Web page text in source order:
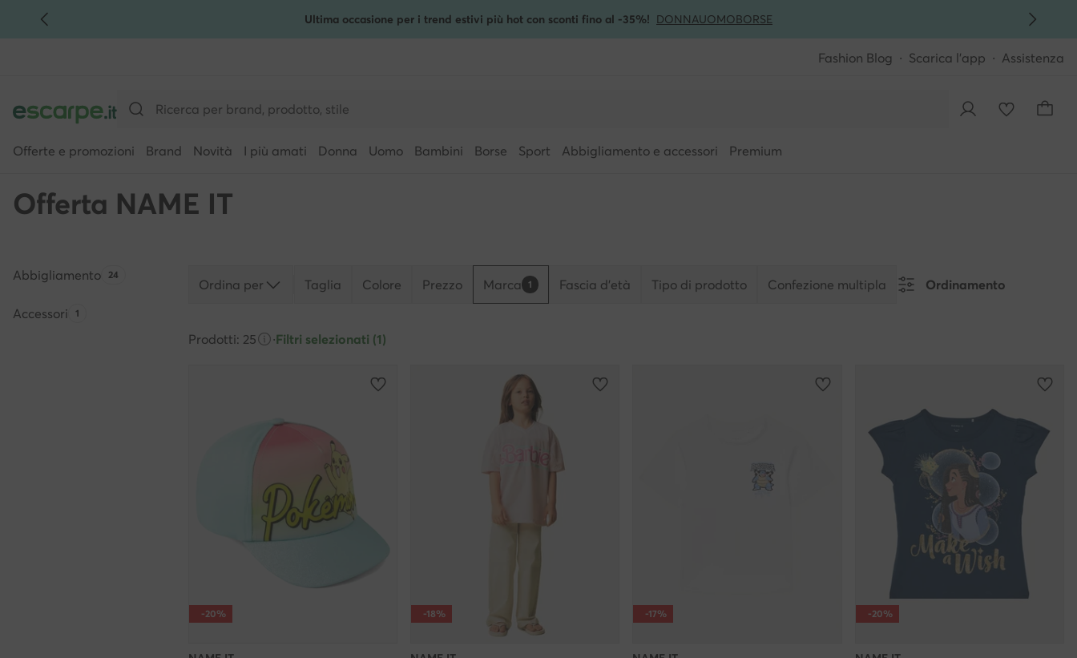
VAI AL CONTENUTO PRINCIPALE Ultima occasione per i trend estivi più hot con sconti fino al -35%! DONNAUOMOBORSE
Fashion Blog Scarica l'app Assistenza
Offerte e promozioni Brand Novità I più amati Donna Uomo Bambini Borse Sport Abbigliamento e accessori Premium
Offerta NAME IT
AbbigliamentoQuantità di prodotti:
24
Accessori Quantità di prodotti:
1
Ordina per Taglia Colore Prezzo Marca 1 Fascia d'età Tipo di prodotto Confezione multipla Ordinamento
Prodotti: 25 ·Filtri selezionati (1)
-20% -18% -17% -20%